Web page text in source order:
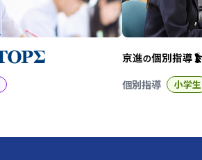
個別指導 小学生